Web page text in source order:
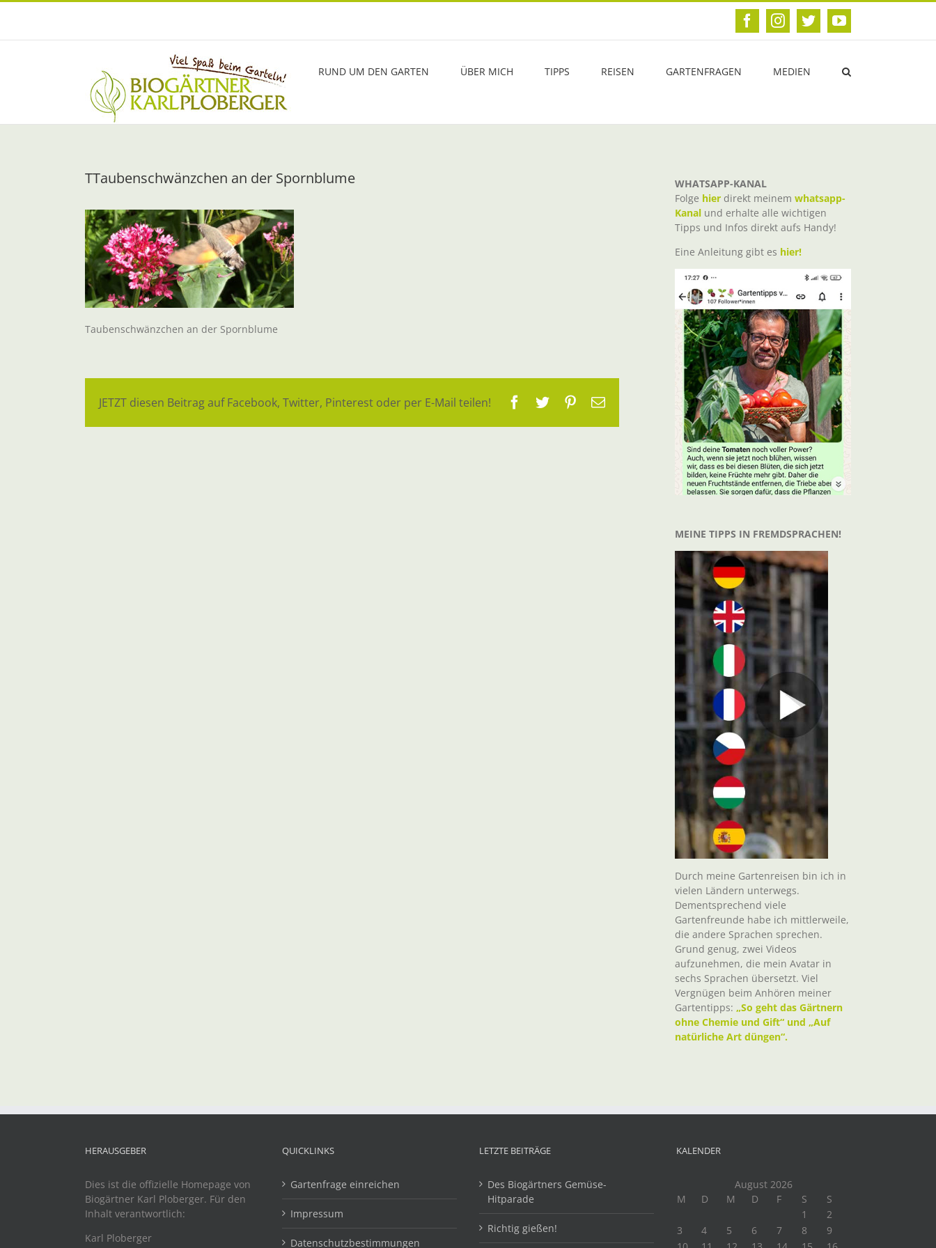
Zum
FacebookInstagram
TwitterYouTube
RUND UM DEN GARTEN ÜBER MICH TIPPS REISEN GARTENFRAGEN MEDIEN
TTaubenschwänzchen an der Spornblume
Taubenschwänzchen an der Spornblume
JETZT diesen Beitrag auf Facebook, Twitter, Pinterest oder per E-Mail teilen! Facebook
TwitterPinterest
E-
WHATSAPP-KANAL
Folge hier direkt meinem whatsapp-
Kanal und erhalte alle wichtigen
Tipps und Infos direkt aufs Handy!
Eine Anleitung gibt es hier!
MEINE TIPPS IN FREMDSPRACHEN!
Durch meine Gartenreisen bin ich in
vielen Ländern unterwegs.
Dementsprechend viele
Gartenfreunde habe ich mittlerweile,
die andere Sprachen sprechen.
Grund genug, zwei Videos
aufzunehmen, die mein Avatar in
sechs Sprachen übersetzt. Viel
Vergnügen beim Anhören meiner
Gartentipps: „So geht das Gärtnern
ohne Chemie und Gift“ und „Auf
natürliche Art düngen“.
HERAUSGEBER
Dies ist die offizielle Homepage von
Biogärtner Karl Ploberger. Für den
Inhalt verantwortlich:
Karl Ploberger
QUICKLINKS
Gartenfrage einreichen
Impressum
Datenschutzbestimmungen
LETZTE BEITRÄGE
Des Biogärtners Gemüse-
Hitparade
Richtig gießen!
KALENDER
August 2026
M
D M D F S
S
1
2
3
4 5 6 7 8
9